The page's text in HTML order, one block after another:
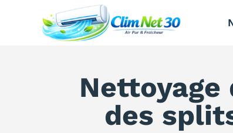
Nettoyage
des